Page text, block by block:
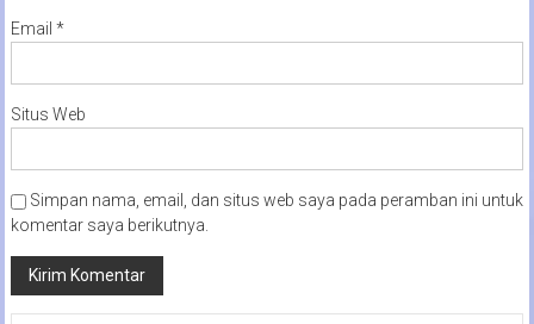
Email *
Situs Web
Simpan nama, email, dan situs web saya pada peramban ini untuk
komentar saya berikutnya.